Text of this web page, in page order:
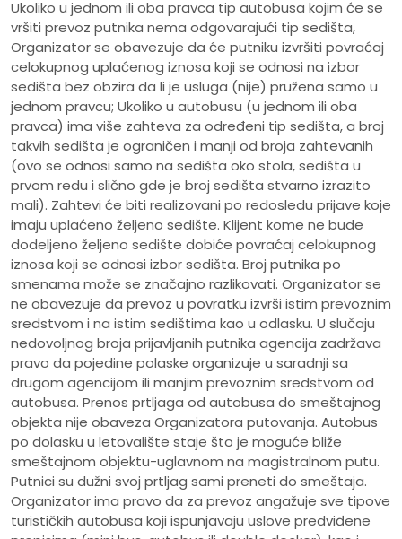
Ukoliko u jednom ili oba pravca tip autobusa kojim će se
vršiti prevoz putnika nema odgovarajući tip sedišta,
Organizator se obavezuje da će putniku izvršiti povraćaj
celokupnog uplaćenog iznosa koji se odnosi na izbor
sedišta bez obzira da li je usluga (nije) pružena samo u
jednom pravcu; Ukoliko u autobusu (u jednom ili oba
pravca) ima više zahteva za određeni tip sedišta, a broj
takvih sedišta je ograničen i manji od broja zahtevanih
(ovo se odnosi samo na sedišta oko stola, sedišta u
prvom redu i slično gde je broj sedišta stvarno izrazito
mali). Zahtevi će biti realizovani po redosledu prijave koje
imaju uplaćeno željeno sedište. Klijent kome ne bude
dodeljeno željeno sedište dobiće povraćaj celokupnog
iznosa koji se odnosi izbor sedišta. Broj putnika po
smenama može se značajno razlikovati. Organizator se
ne obavezuje da prevoz u povratku izvrši istim prevoznim
sredstvom i na istim sedištima kao u odlasku. U slučaju
nedovoljnog broja prijavljanih putnika agencija zadržava
pravo da pojedine polaske organizuje u saradnji sa
drugom agencijom ili manjim prevoznim sredstvom od
autobusa. Prenos prtljaga od autobusa do smeštajnog
objekta nije obaveza Organizatora putovanja. Autobus
po dolasku u letovalište staje što je moguće bliže
smeštajnom objektu-uglavnom na magistralnom putu.
Putnici su dužni svoj prtljag sami preneti do smeštaja.
Organizator ima pravo da za prevoz angažuje sve tipove
turističkih autobusa koji ispunjavaju uslove predviđene